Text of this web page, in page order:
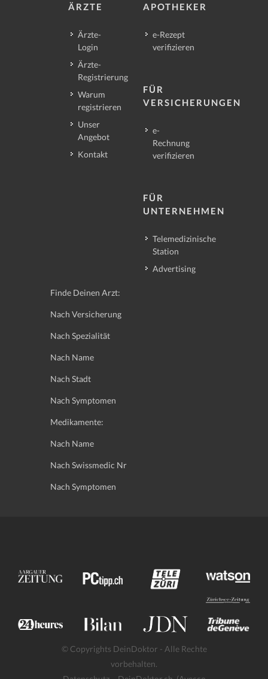
ÄRZTE
Ärzte-
Login
Ärzte-
Registrierung
Warum
registrieren
Unser
Angebot
Kontakt
APOTHEKER
e-Rezept
verifizieren
FÜR
VERSICHERUNGEN
e-
Rechnung
verifizieren
FÜR
UNTERNEHMEN
Telemedizinische
Station
Advertising
Finde Deinen Arzt:
Nach Versicherung
Nach Spezialität
Nach Name
Nach Stadt
Nach Symptomen
Medikamente:
Nach Name
Nach Swissmedic Nr
Nach Symptomen
© Copyrights DeinDoktor - Alle Rechte
vorbehalten.